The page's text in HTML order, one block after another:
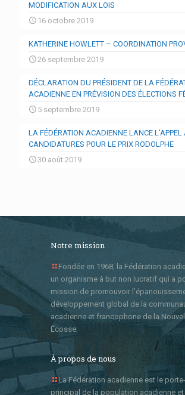
MODIFICATION AUX LOIS
16 octobre 2019
KATHERINE HOWLETT – COORDINATION
26 septembre 2019
DÉCLARATION DU PRÉSIDENT DE LA
ACADIENNE EN PRÉVISION DES ÉLECTIONS
5 septembre 2019
LA FÉDÉRATION ACADIENNE LANCE L’APPEL
CANDIDATURES POUR LE PRIX RODOLPHE
30 août 2019
Notre mission
Fondée en 1968, la Fédération
un organisme à but non lucratif qui a
mission de promouvoir
développement global de la
acadienne et francophone de la
Écosse.
À propos de nous
La Fédération acadienne est le
principal de la population acadienne et